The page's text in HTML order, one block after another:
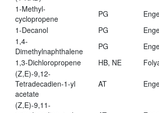
1-Methyl-
cyclopropene
PG
1-Decanol
PG
1,4-
Dimethylnaphthalene
PG
1,3-Dichloropropene
HB, NE
(Z,E)-9,12-
Tetradecadien-1-yl
acetate
AT
(Z,E)-9,11-